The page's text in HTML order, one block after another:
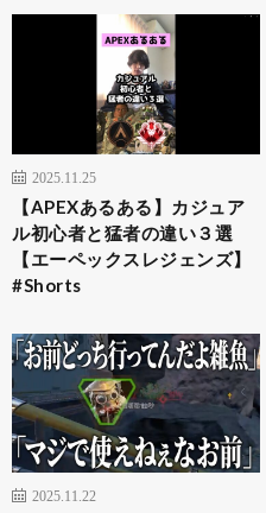
2025.11.25
【APEXあるある】カジュア
ル初心者と猛者の違い３選
【エーペックスレジェンズ】
#Shorts
2025.11.22